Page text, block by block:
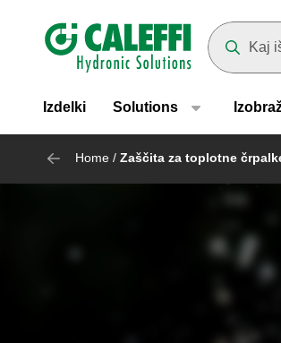
Header main
Izdelki Solutions
Home / Zaščita za toplotne